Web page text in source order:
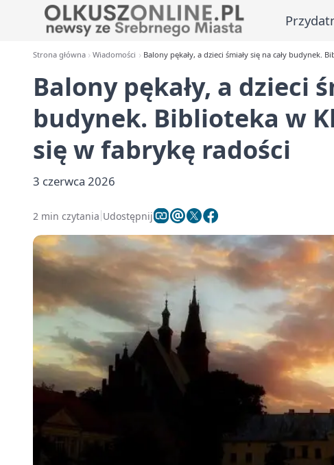
Strona główna Wiadomości Balony pękały, a dzieci śmiały się na cały budynek.
Balony pękały, a dzieci
budynek. Biblioteka w
się w fabrykę radości
3 czerwca 2026
2 min czytania Udostępnij